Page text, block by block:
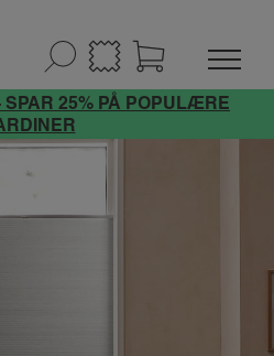
SPAR 25% PÅ POPULÆRE